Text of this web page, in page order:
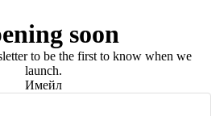
soon
to be the first to know when we
launch.
Имейл